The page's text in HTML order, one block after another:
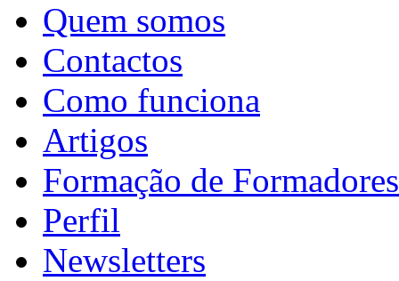
Quem somos
Contactos
Como funciona
Artigos
Formação de Formadores
Perfil
Newsletters